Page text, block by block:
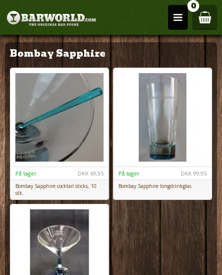
0
Bombay Sapphire
DKK 69,95
På lager
Bombay Sapphire cocktail sticks, 10
stk.
DKK 99,95
På lager
Bombay Sapphire longdrinkglas